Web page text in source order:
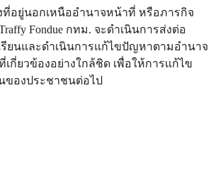
ที่อยู่นอกเหนืออำนาจหน้าที่ หรือภารกิจ
Fondue กทม. จะดำเนินการส่งต่อ
รียนและดำเนินการแก้ไขปัญหาตามอำนาจ
กี่ยวข้องอย่างใกล้ชิด เพื่อให้การแก้ไข
ของประชาชนต่อไป